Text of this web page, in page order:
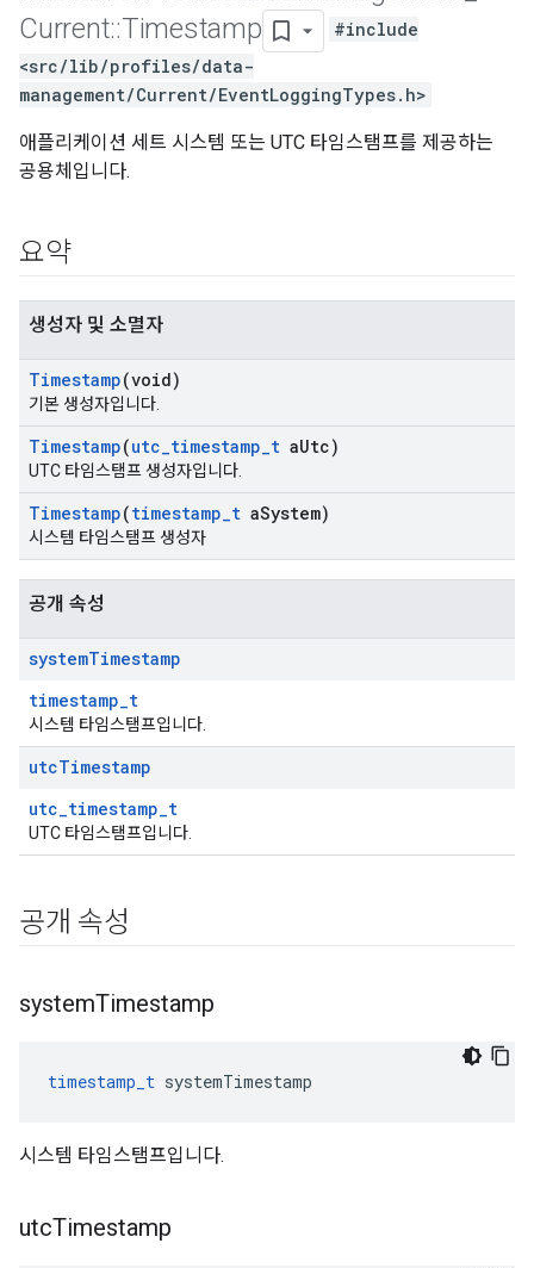
Current::Timestamp
#include
<src/lib/profiles/data-
management/Current/EventLoggingTypes.h>
애플리케이션 세트 시스템 또는 UTC 타임스탬프를 제공하는
공용체입니다.
요약
생성자 및 소멸자
Timestamp(void)
기본 생성자입니다.
Timestamp(utc_timestamp_t aUtc)
UTC 타임스탬프 생성자입니다.
Timestamp(timestamp_t aSystem)
시스템 타임스탬프 생성자
공개 속성
systemTimestamp
timestamp_t
시스템 타임스탬프입니다.
utcTimestamp
utc_timestamp_t
UTC 타임스탬프입니다.
공개 속성
systemTimestamp
timestamp_t systemTimestamp
시스템 타임스탬프입니다.
utcTimestamp